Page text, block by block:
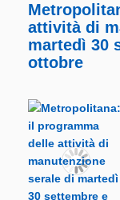
attività di
martedì 30
ottobre